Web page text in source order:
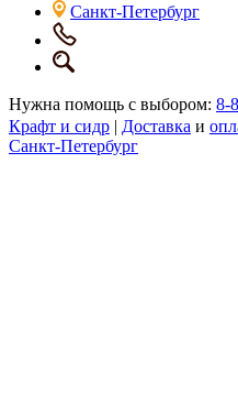
Санкт-Петербург
Нужна помощь с выбором: 8-
Крафт и сидр | Доставка и
Санкт-Петербург